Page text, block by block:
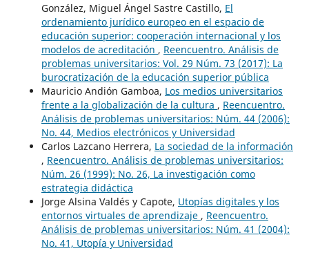
González, Miguel Ángel Sastre Castillo, El
ordenamiento jurídico europeo en el espacio de
educación superior: cooperación internacional y los
modelos de acreditación , Reencuentro. Análisis de
problemas universitarios: Vol. 29 Núm. 73 (2017): La
burocratización de la educación superior pública
Mauricio Andión Gamboa, Los medios universitarios
frente a la globalización de la cultura , Reencuentro.
Análisis de problemas universitarios: Núm. 44 (2006):
No. 44, Medios electrónicos y Universidad
Carlos Lazcano Herrera, La sociedad de la información
, Reencuentro. Análisis de problemas universitarios:
Núm. 26 (1999): No. 26, La investigación como
estrategia didáctica
Jorge Alsina Valdés y Capote, Utopías digitales y los
entornos virtuales de aprendizaje , Reencuentro.
Análisis de problemas universitarios: Núm. 41 (2004):
No. 41, Utopía y Universidad